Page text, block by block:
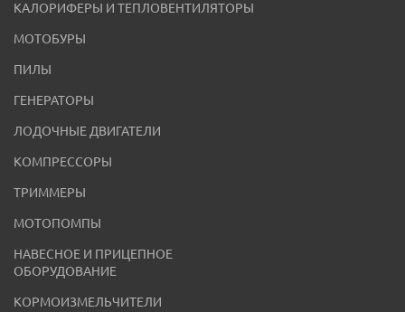
КАЛОРИФЕРЫ И ТЕПЛОВЕНТИЛЯТОРЫ
МОТОБУРЫ
ПИЛЫ
ГЕНЕРАТОРЫ
ЛОДОЧНЫЕ ДВИГАТЕЛИ
КОМПРЕССОРЫ
ТРИММЕРЫ
МОТОПОМПЫ
НАВЕСНОЕ И ПРИЦЕПНОЕ
ОБОРУДОВАНИЕ
КОРМОИЗМЕЛЬЧИТЕЛИ